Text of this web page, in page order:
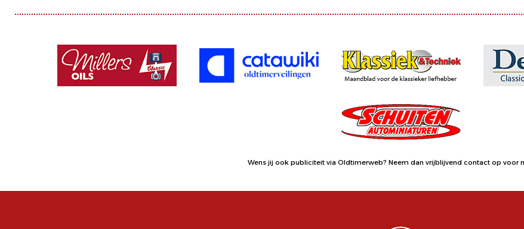
Wens jij ook publiciteit via Oldtimerweb? Neem dan vrijblijvend contact op voor